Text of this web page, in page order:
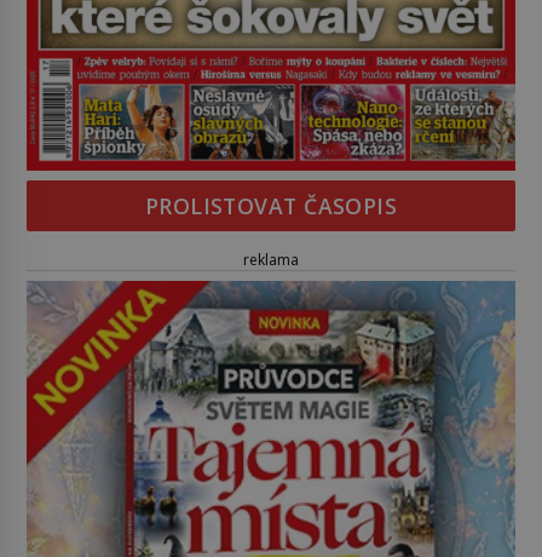
PROLISTOVAT ČASOPIS
reklama